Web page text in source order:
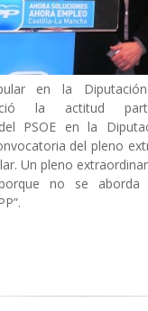
en la
la actitud
PSOE en la
del pleno
Un pleno
no se